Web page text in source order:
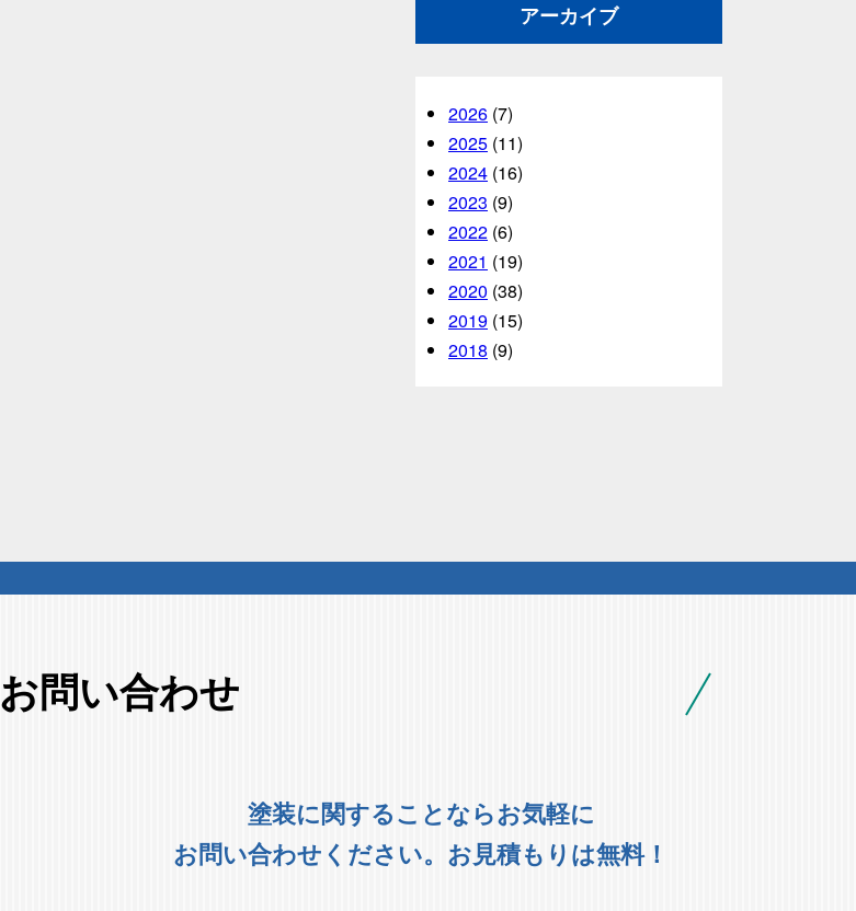
アーカイブ
2026 (7)
2025 (11)
2024 (16)
2023 (9)
2022 (6)
2021 (19)
2020 (38)
2019 (15)
2018 (9)
お問い合わせ
塗装に関することならお気軽に
お問い合わせください。お見積もりは無料！